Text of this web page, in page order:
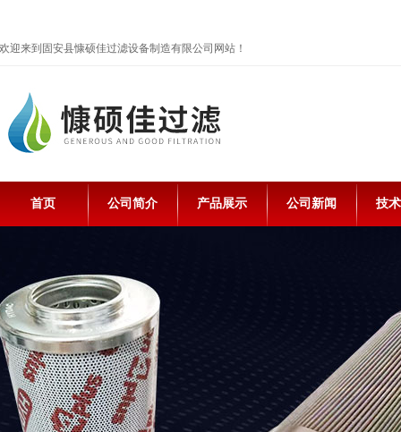
欢迎来到固安县慷硕佳过滤设备制造有限公司网站！
首页 公司简介 产品展示 公司新闻 技